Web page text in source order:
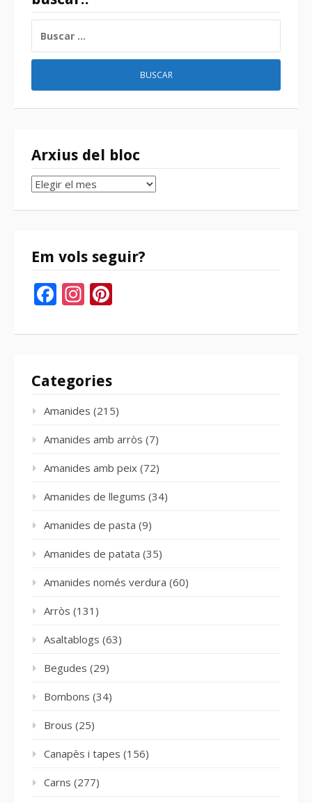
Arxius del bloc
Arxius
bloc
Em vols seguir?
Facebook
Instagram
Categories
Amanides (215)
Amanides amb arròs (7)
Amanides amb peix (72)
Amanides de llegums (34)
Amanides de pasta (9)
Amanides de patata (35)
Amanides només verdura (60)
Arròs (131)
Asaltablogs (63)
Begudes (29)
Bombons (34)
Brous (25)
Canapès i tapes (156)
Carns (277)